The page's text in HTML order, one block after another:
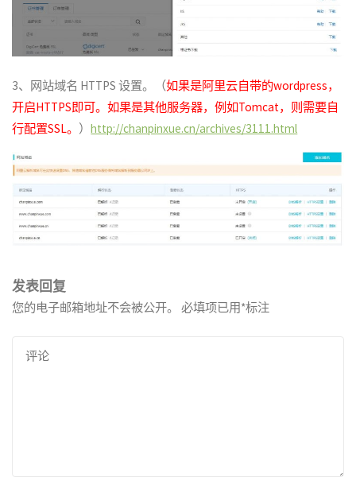
3、网站域名 HTTPS 设置。（如果是阿里云自带的wordpress，
开启HTTPS即可。如果是其他服务器，例如Tomcat，则需要自
行配置SSL。 ）http://chanpinxue.cn/archives/3111.html
发表回复
您的电子邮箱地址不会被公开。 必填项已用*标注